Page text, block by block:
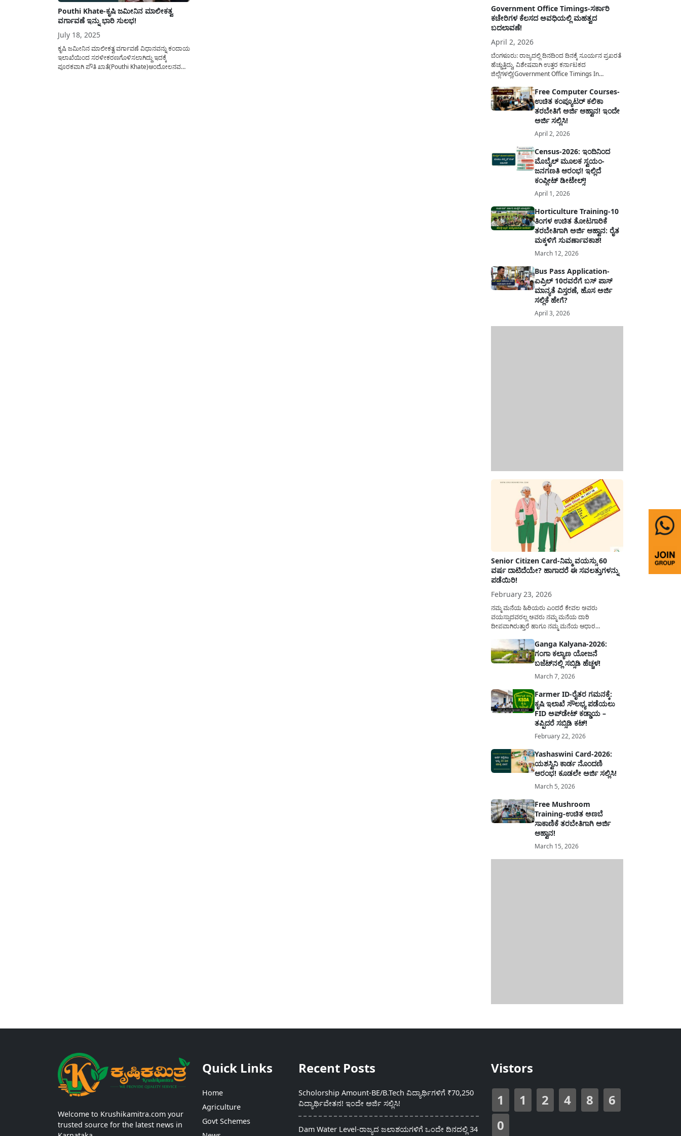
Pouthi Khate-ಕೃಷಿ ಜಮೀನಿನ ಮಾಲೀಕತ್ವ
ವರ್ಗಾವಣೆ ಇನ್ನು ಭಾರಿ ಸುಲಭ!
July 18, 2025
ಕೃಷಿ ಜಮೀನಿನ ಮಾಲೀಕತ್ವ ವರ್ಗಾವಣೆ ವಿಧಾನವನ್ನು ಕಂದಾಯ
ಇಲಾಖೆಯಿಂದ ಸರಳೀಕರಣಗೊಳಿಸಲಾಗಿದ್ದು ಇದಕ್ಕೆ
ಪೂರಕವಾಗಿ ಪೌತಿ ಖಾತೆ(Pouthi Khate)ಆಂದೋಲನವನ್ನು
Government Office Timings-ಸರ್ಕಾರಿ
ಕಚೇರಿಗಳ ಕೆಲಸದ ಅವಧಿಯಲ್ಲಿ ಮಹತ್ವದ
ಬದಲಾವಣೆ!
April 2, 2026
ಬೆಂಗಳೂರು: ರಾಜ್ಯದಲ್ಲಿ ದಿನದಿಂದ ದಿನಕ್ಕೆ ಸೂರ್ಯನ ಪ್ರಖರತೆ
ಹೆಚ್ಚುತ್ತಿದ್ದು, ವಿಶೇಷವಾಗಿ ಉತ್ತರ ಕರ್ನಾಟಕದ
ಜಿಲ್ಲೆಗಳಲ್ಲಿ(Government Office Timings In
ಹಿನ್ನೆಲೆಯಲ್ಲಿ ಸರ್ಕಾರಿ ನೌಕರರ ಹಿತದೃಷ್ಟಿಯಿಂದ ಹಾಗೂ
ಸಾರ್ವಜನಿಕರ ಅನುಕೂಲಕ್ಕಾಗಿ ಕರ್ನಾಟಕ ಸರ್ಕಾರವು
ಮಹತ್ವದ ನಿರ್ಧಾರವೊಂದನ್ನು ಕೈಗೊಂಡಿದೆ. ಕಿತ್ತೂರು ಕರ್ನಾಟಕ
ಮತ್ತು ಕಲ್ಯಾಣ ಕರ್ನಾಟಕದ ಒಟ್ಟು 9 ಜಿಲ್ಲೆಗಳಲ್ಲಿ ಏಪ್ರಿಲ್...
Free Computer Courses-
ಉಚಿತ ಕಂಪ್ಯೂಟರ್ ಕಲಿಕಾ
ತರಬೇತಿಗೆ ಅರ್ಜಿ ಆಹ್ವಾನ! ಇಂದೇ
ಅರ್ಜಿ ಸಲ್ಲಿಸಿ!
April 2, 2026
Census-2026: ಇಂದಿನಿಂದ
ಮೊಬೈಲ್ ಮೂಲಕ ಸ್ವಯಂ-
ಜನಗಣತಿ ಆರಂಭ! ಇಲ್ಲಿದೆ
ಕಂಪ್ಲೀಟ್ ಡೀಟೇಲ್ಸ್!
April 1, 2026
Horticulture Training-10
ತಿಂಗಳ ಉಚಿತ ತೋಟಗಾರಿಕೆ
ತರಬೇತಿಗಾಗಿ ಅರ್ಜಿ ಆಹ್ವಾನ: ರೈತ
ಮಕ್ಕಳಿಗೆ ಸುವರ್ಣಾವಕಾಶ!
March 12, 2026
Bus Pass Application-
ಏಪ್ರಿಲ್ 10ರವರೆಗೆ ಬಸ್ ಪಾಸ್
ಮಾನ್ಯತೆ ವಿಸ್ತರಣೆ, ಹೊಸ ಅರ್ಜಿ
ಸಲ್ಲಿಕೆ ಹೇಗೆ?
April 3, 2026
Senior Citizen Card-ನಿಮ್ಮ ವಯಸ್ಸು 60
ವರ್ಷ ದಾಟಿದೆಯೇ? ಹಾಗಾದರೆ ಈ ಸವಲತ್ತುಗಳನ್ನು
ಪಡೆಯಿರಿ!
February 23, 2026
ನಮ್ಮ ಮನೆಯ ಹಿರಿಯರು ಎಂದರೆ ಕೇವಲ ಅವರು
ವಯಸ್ಸಾದವರಲ್ಲ ಅವರು ನಮ್ಮ ಮನೆಯ ದಾರಿ
ದೀಪವಾಗಿರುತ್ತಾರೆ ಹಾಗೂ ನಮ್ಮ ಮನೆಯ ಆಧಾರ
ಸಮಾಜಕ್ಕಾಗಿ ದುಡಿತಿರುತ್ತಾರೆ ಹಾಗೆಯೇ ಅವರು ತಮ್ಮ 60
ವರ್ಷಗಳ ನಂತರದ ಜೀವನವನ್ನು ನೆಮ್ಮದಿಯಿಂದ
ಕಳೆಯಬೇಕೆಂಬುದು ಪ್ರತಿಯೊಬ್ಬರ ಕನಸಾಗಿರುತ್ತದೆ ಆದ್ದರಿಂದ
ಸರ್ಕಾರವು ಹಿರಿಯ ನಾಗರಿಕರ ಗುರುತಿನ ಚೀಟಿ...
Ganga Kalyana-2026:
ಗಂಗಾ ಕಲ್ಯಾಣ ಯೋಜನೆ
ಬಜೆಟ್‌ನಲ್ಲಿ ಸಬ್ಸಿಡಿ ಹೆಚ್ಚಳ!
March 7, 2026
Farmer ID-ರೈತರ ಗಮನಕ್ಕೆ:
ಕೃಷಿ ಇಲಾಖೆ ಸೌಲಭ್ಯ ಪಡೆಯಲು
FID ಅಪ್‌ಡೇಟ್ ಕಡ್ಡಾಯ –
ತಪ್ಪಿದರೆ ಸಬ್ಸಿಡಿ ಕಟ್!
February 22, 2026
Yashaswini Card-2026:
ಯಶಸ್ವಿನಿ ಕಾರ್ಡ ನೊಂದಣಿ
ಆರಂಭ! ಕೂಡಲೇ ಅರ್ಜಿ ಸಲ್ಲಿಸಿ!
March 5, 2026
Free Mushroom
Training-ಉಚಿತ ಅಣಬೆ
ಸಾಕಾಣಿಕೆ ತರಬೇತಿಗಾಗಿ ಅರ್ಜಿ
ಆಹ್ವಾನ!
March 15, 2026
Welcome to Krushikamitra.com your
trusted source for the latest news in
Quick Links
Home
Agriculture
Govt Schemes
Recent Posts
Scholorship Amount-BE/B.Tech ವಿದ್ಯಾರ್ಥಿಗಳಿಗೆ ₹70,250
ವಿದ್ಯಾರ್ಥಿವೇತನ! ಇಂದೇ ಅರ್ಜಿ ಸಲ್ಲಿಸಿ!
Dam Water Level-ರಾಜ್ಯದ ಜಲಾಶಯಗಳಿಗೆ ಒಂದೇ ದಿನದಲ್ಲಿ 34
Vistors
1
1 2 4 8
6
0